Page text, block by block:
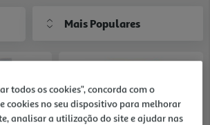
Mais Populares
todos os cookies", concorda com o
cookies no seu dispositivo para melhorar
analisar a utilização do site e ajudar nas